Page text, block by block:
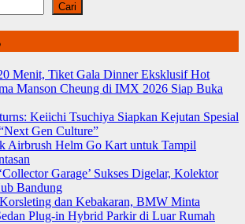
Cari
Menit, Tiket Gala Dinner Eksklusif Hot
Manson Cheung di IMX 2026 Siap Buka
Keiichi Tsuchiya Siapkan Kejutan Spesial
Gen Culture”
Airbrush Helm Go Kart untuk Tampil
Garage’ Sukses Digelar, Kolektor
Bandung
dan Kebakaran, BMW Minta
Plug-in Hybrid Parkir di Luar Rumah